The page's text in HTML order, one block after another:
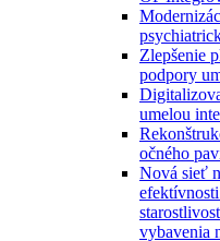
Zlepšenie
podpory
umelou
očného
Nová sieť
vybavenia